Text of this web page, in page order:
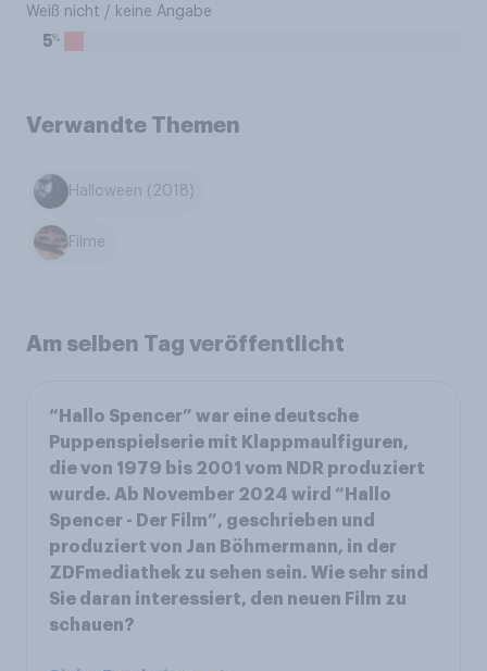
Weiß nicht / keine Angabe
5%
Verwandte Themen
Halloween (2018)
Filme
Am selben Tag veröffentlicht
“Hallo Spencer” war eine deutsche
Puppenspielserie mit Klappmaulfiguren,
die von 1979 bis 2001 vom NDR produziert
wurde. Ab November 2024 wird “Hallo
Spencer - Der Film”, geschrieben und
produziert von Jan Böhmermann, in der
ZDFmediathek zu sehen sein. Wie sehr sind
Sie daran interessiert, den neuen Film zu
schauen?